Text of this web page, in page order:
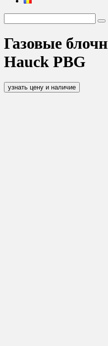
Газовые
Hauck PBG
узнать цену и наличие